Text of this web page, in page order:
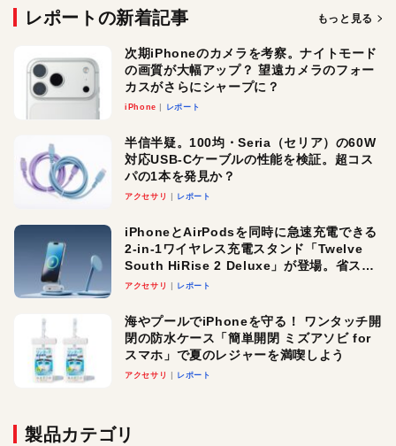
レポートの新着記事 もっと見る
次期iPhoneのカメラを考察。ナイトモード
の画質が大幅アップ？ 望遠カメラのフォー
カスがさらにシャープに？
iPhone レポート
半信半疑。100均・Seria（セリア）の60W
対応USB-Cケーブルの性能を検証。超コス
パの1本を発見か？
アクセサリ レポート
iPhoneとAirPodsを同時に急速充電できる
2-in-1ワイヤレス充電スタンド「Twelve
South HiRise 2 Deluxe」が登場。省スペ
ースでおしゃれに充電したい人にオスス
アクセサリ レポート
海やプールでiPhoneを守る！ ワンタッチ開
閉の防水ケース「簡単開閉 ミズアソビ for
スマホ」で夏のレジャーを満喫しよう
アクセサリ レポート
製品カテゴリ